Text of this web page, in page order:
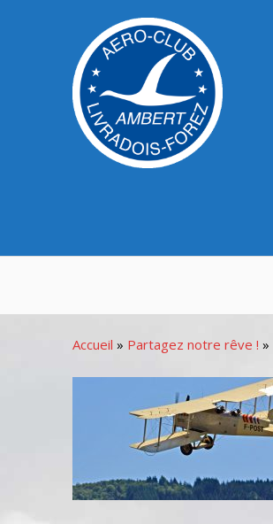
Accueil » Partagez notre rêve ! »